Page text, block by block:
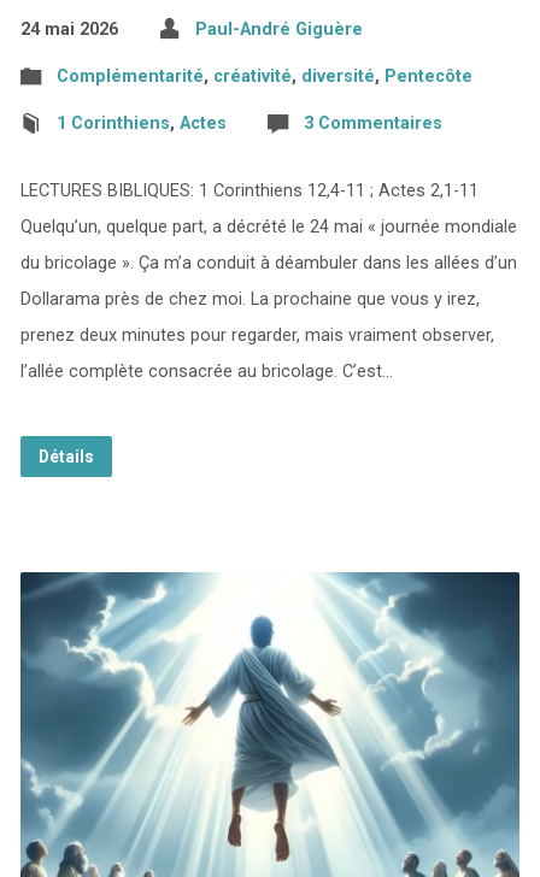
24 mai 2026 Paul-André Giguère
Complémentarité, créativité, diversité, Pentecôte
1 Corinthiens, Actes 3 Commentaires
LECTURES BIBLIQUES: 1 Corinthiens 12,4-11 ; Actes 2,1-11
Quelqu’un, quelque part, a décrété le 24 mai « journée mondiale
du bricolage ». Ça m’a conduit à déambuler dans les allées d’un
Dollarama près de chez moi. La prochaine que vous y irez,
prenez deux minutes pour regarder, mais vraiment observer,
l’allée complète consacrée au bricolage. C’est…
Détails